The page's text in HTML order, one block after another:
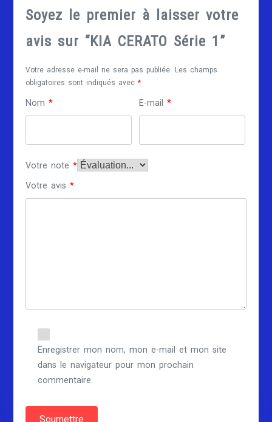
Soyez le premier à laisser votre
avis sur “KIA CERATO Série 1”
Votre adresse e-mail ne sera pas publiée. Les champs
obligatoires sont indiqués avec*
Nom* E-mail*
Votre note*
Votre avis*
Enregistrer mon nom, mon e-mail et mon site
dans le navigateur pour mon prochain
commentaire.